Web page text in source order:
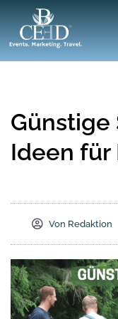
Ideen für
Von Redaktion